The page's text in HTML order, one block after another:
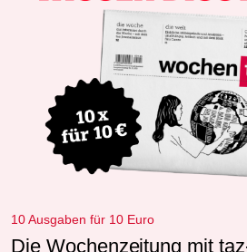
10 Ausgaben für 10 Euro
Die Wochenzeitung mit